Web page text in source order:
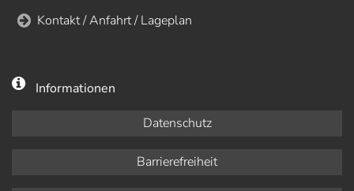
Kontakt / Anfahrt / Lageplan
Informationen
Datenschutz
Barrierefreiheit